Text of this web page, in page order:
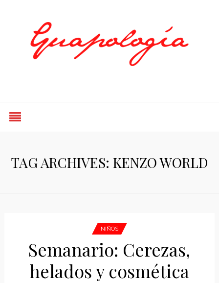
TAG ARCHIVES: KENZO WORLD
NIÑOS
Semanario: Cerezas,
helados y cosmética